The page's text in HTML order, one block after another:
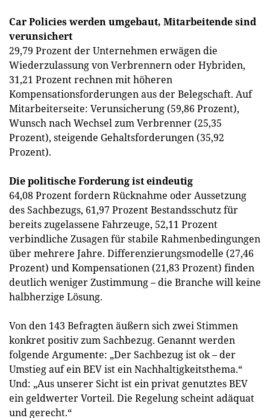
Car Policies werden umgebaut, Mitarbeitende sind
verunsichert
29,79 Prozent der Unternehmen erwägen die
Wiederzulassung von Verbrennern oder Hybriden,
31,21 Prozent rechnen mit höheren
Kompensationsforderungen aus der Belegschaft. Auf
Mitarbeiterseite: Verunsicherung (59,86 Prozent),
Wunsch nach Wechsel zum Verbrenner (25,35
Prozent), steigende Gehaltsforderungen (35,92
Prozent).
Die politische Forderung ist eindeutig
64,08 Prozent fordern Rücknahme oder Aussetzung
des Sachbezugs, 61,97 Prozent Bestandsschutz für
bereits zugelassene Fahrzeuge, 52,11 Prozent
verbindliche Zusagen für stabile Rahmenbedingungen
über mehrere Jahre. Differenzierungsmodelle (27,46
Prozent) und Kompensationen (21,83 Prozent) finden
deutlich weniger Zustimmung – die Branche will keine
halbherzige Lösung.
Von den 143 Befragten äußern sich zwei Stimmen
konkret positiv zum Sachbezug. Genannt werden
folgende Argumente: „Der Sachbezug ist ok – der
Umstieg auf ein BEV ist ein Nachhaltigkeitsthema.“
Und: „Aus unserer Sicht ist ein privat genutztes BEV
ein geldwerter Vorteil. Die Regelung scheint adäquat
und gerecht.“